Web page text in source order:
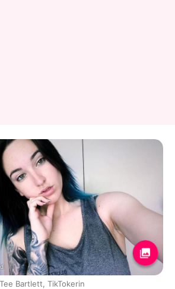
Tee Bartlett, TikTokerin